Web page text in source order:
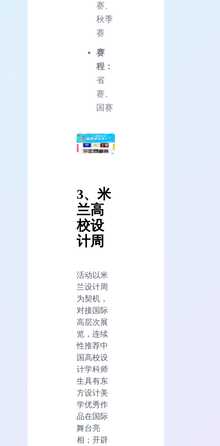
赛、
秋季
赛
赛
程：
省
赛、
国赛
3、米
兰高
校设
计周
活动以米
兰设计周
为契机，
对接国际
高层次展
览，连续
性推荐中
国高校设
计学科师
生具有东
方设计美
学优秀作
品在国际
舞台亮
相；开辟